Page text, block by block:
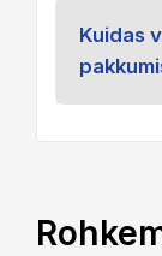
Kuidas